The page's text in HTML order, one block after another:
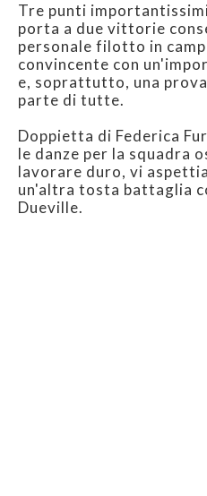
Tre punti
porta a due vittorie
personale filotto in
convincente con
e, soprattutto, una
parte di tutte.
Doppietta di Federica
le danze per la squadra
lavorare duro, vi
un'altra tosta battaglia
Dueville.